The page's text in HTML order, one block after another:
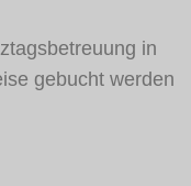
in
gebucht werden